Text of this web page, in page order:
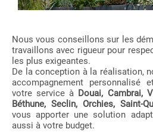
Nous vous conseillons sur les
travaillons avec rigueur pour
les plus exigeantes.
De la conception à la réalisation,
accompagnement
votre service à Douai, Cambrai,
Béthune, Seclin, Orchies, Saint-
vous apporter une solution
aussi à votre budget.